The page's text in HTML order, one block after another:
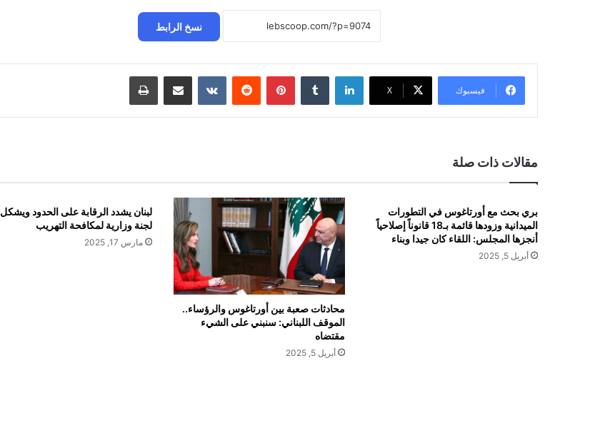
نسخ الرابط
فيسبوك X
لينكدإن بينتيريست مشاركة عبر البريد طباعة
مقالات ذات صلة
بري بحث مع أورتاغوس في التطورات
الميدانية وزودها قائمة بـ18 قانوناً إصلاحياً
أنجزها المجلس: اللقاء كان جيدا وبناء
أبريل 5, 2025
محادثات صعبة بين أورتاغوس والرؤساء..
الموقف اللبناني: سنبني على الشيء
مقتضاه
أبريل 5, 2025
لبنان يشدد الرقابة على الحدود ويشكل
لجنة وزارية لمكافحة التهريب
مارس 17, 2025